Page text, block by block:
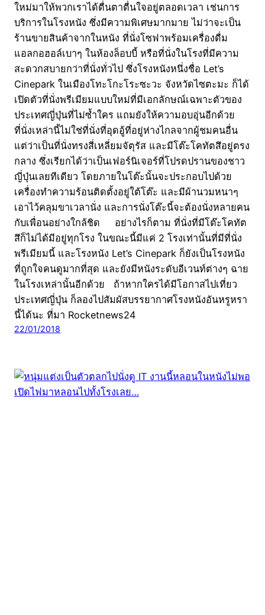
ใหม่มาให้พวกเราได้ตื่นตาตื่นใจอยู่ตลอดเวลา เช่นการ
บริการในโรงหนัง ซึ่งมีความพิเศษมากมาย ไม่ว่าจะเป็น
ร้านขายสินค้าจากในหนัง ที่นั่งโซฟาพร้อมเครื่องดื่ม
แอลกอฮอล์เบาๆ ในห้องล็อบบี้ หรือที่นั่งในโรงที่มีความ
สะดวกสบายกว่าที่นั่งทั่วไป ซึ่งโรงหนังหนึ่งชื่อ Let’s
Cinepark ในเมืองโทะโกะโระซะวะ จังหวัดไซตะมะ ก็ได้
เปิดตัวที่นั่งพรีเมียมแบบใหม่ที่มีเอกลักษณ์เฉพาะตัวของ
ประเทศญี่ปุ่นที่ไม่ซ้ำใคร แถมยังให้ความอบอุ่นอีกด้วย
ที่นั่งเหล่านี้ไม่ใช่ที่นั่งที่อุดอู้ที่อยู่ห่างไกลจากผู้ชมคนอื่น
แต่ว่าเป็นที่นั่งทรงสี่เหลี่ยมจัตุรัส และมีโต๊ะโคทัตสึอยู่ตรง
กลาง ซึ่งเรียกได้ว่าเป็นเฟอร์นิเจอร์ที่โปรดปรานของชาว
ญี่ปุ่นเลยทีเดียว โดยภายในโต๊ะนั้นจะประกอบไปด้วย
เครื่องทำความร้อนติดตั้งอยู่ใต้โต๊ะ และมีผ้านวมหนาๆ
เอาไว้คลุมขาเวลานั่ง และการนั่งโต๊ะนี้จะต้องนั่งหลายคน
กับเพื่อนอย่างใกล้ชิด อย่างไรก็ตาม ที่นั่งที่มีโต๊ะโคทัต
สึก็ไม่ได้มีอยู่ทุกโรง ในขณะนี้มีแค่ 2 โรงเท่านั้นที่มีที่นั่ง
พรีเมียมนี้ และโรงหนัง Let’s Cinepark ก็ยังเป็นโรงหนัง
ที่ถูกใจคนดูมากที่สุด และยังมีหนังระดับอีเวนท์ต่างๆ ฉาย
ในโรงเหล่านั้นอีกด้วย ถ้าหากใครได้มีโอกาสไปเที่ยว
ประเทศญี่ปุ่น ก็ลองไปสัมผัสบรรยากาศโรงหนังอันหรูหรา
นี้ได้นะ ที่มา Rocketnews24
22/01/2018